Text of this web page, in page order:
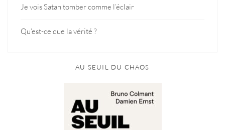
Je vois Satan tomber comme l’éclair
Qu’est-ce que la vérité ?
AU SEUIL DU CHAOS